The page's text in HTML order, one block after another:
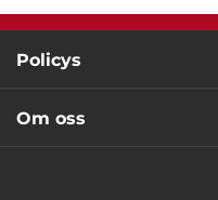
Policys
Om oss